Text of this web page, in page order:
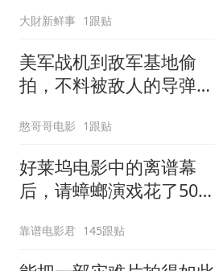
大財新鲜事 1跟贴
美军战机到敌军基地偷
拍，不料被敌人的导弹锁
憨哥哥电影 1跟贴
好莱坞电影中的离谱幕
后，请蟑螂演戏花了50万
靠谱电影君 145跟贴